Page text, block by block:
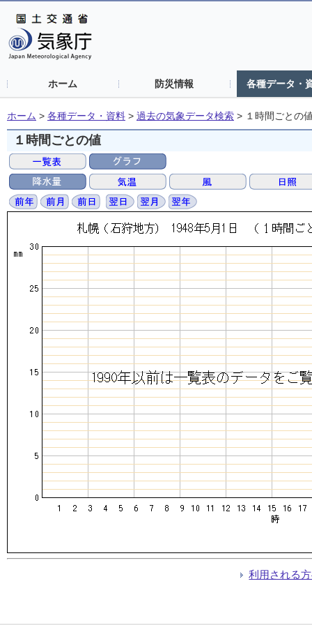
ホーム 防災情報 各種データ・
ホーム > 各種データ・資料 > 過去の気象データ検索 > １時間ごとの
１時間ごとの値
利用される